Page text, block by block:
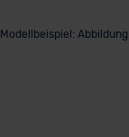
Modellbeispiel: